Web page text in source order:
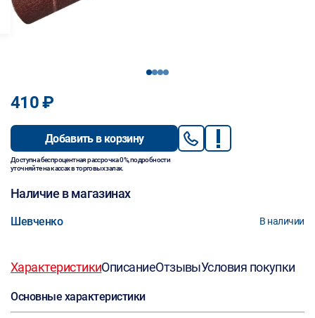
1234
410 ₽
Добавить в корзину
Доступна беспроцентная рассрочка 0%, подробности
уточняйте на кассах в торговых залах.
Наличие в магазинах
Шевченко В наличии
ХарактеристикиОписаниеОтзывыУсловия покупки
Основные характеристики